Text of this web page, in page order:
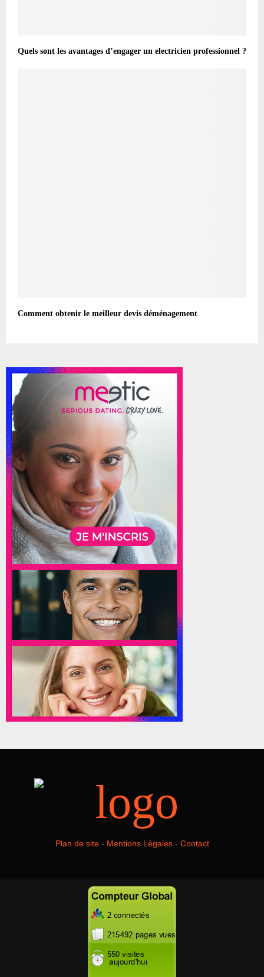
Quels sont les avantages d’engager un electricien professionnel ?
Comment obtenir le meilleur devis déménagement
Plan de site- Mentions Légales- Contact